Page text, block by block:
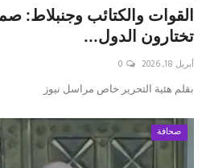
القوات والكتائب وجنبلاط:
تختارون الدول...
أبريل 18, 2026 0
بقلم هئية التحرير خاص مراسل نيوز
صحافة